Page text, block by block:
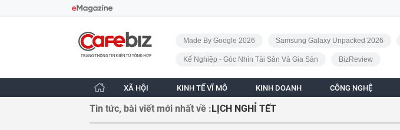
CafeBiz - Trang chủ
Made By Google 2026
Samsung Galaxy Unpacked 2026
Kế Nghiệp - Góc Nhìn Tài Sản Và Gia Sản BizReview
XÃ HỘI KINH TẾ VĨ MÔ KINH DOANH CÔNG NGHỆ
Tin tức, bài viết mới nhất về :LỊCH NGHỈ TẾT